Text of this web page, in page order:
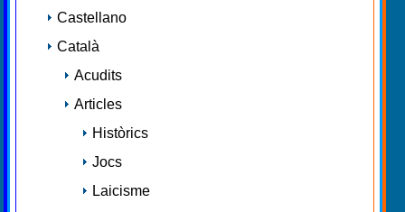
Castellano
Català
Acudits
Articles
Històrics
Jocs
Laicisme